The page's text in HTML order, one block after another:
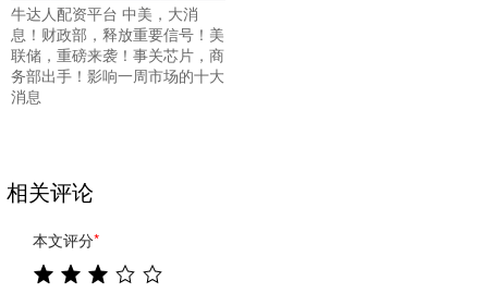
牛达人配资平台 中美，大消
息！财政部，释放重要信号！美
联储，重磅来袭！事关芯片，商
务部出手！影响一周市场的十大
消息
相关评论
本文评分*